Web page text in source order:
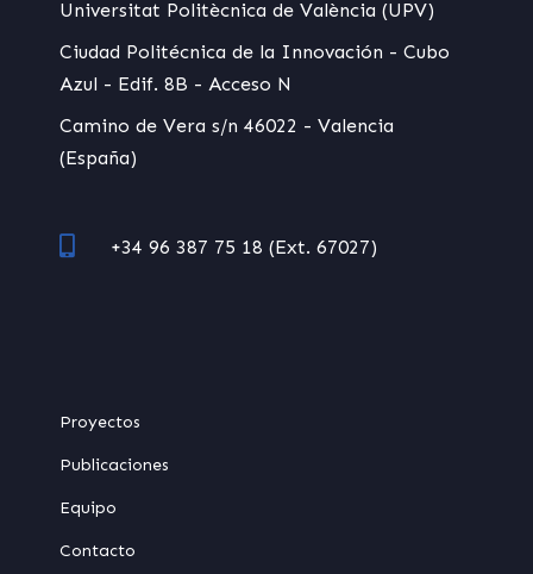
Universitat Politècnica de València (UPV)
Ciudad Politécnica de la Innovación - Cubo
Azul - Edif. 8B - Acceso N
Camino de Vera s/n 46022 - Valencia
(España)
+34 96 387 75 18 (Ext. 67027)
Proyectos
Publicaciones
Equipo
Contacto